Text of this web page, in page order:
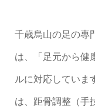
千歳烏山の足の專
は、「足元から健
ルに対応していま
は、距骨調整（手